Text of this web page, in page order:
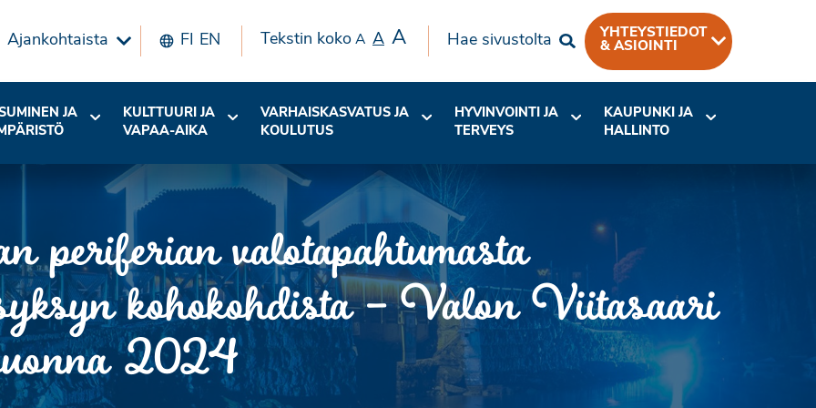
Ajankohtaista FI EN Tekstin koko A A A Hae sivustolta
YHTEYSTIEDOT
& ASIOINTI
JA
KULTTUURI JA
VAPAA-AIKA
VARHAISKASVATUS JA
KOULUTUS
HYVINVOINTI JA
TERVEYS
KAUPUNKI JA
HALLINTO
periferian valotapahtumasta
kohokohdista – Valon Viitasaari
2024